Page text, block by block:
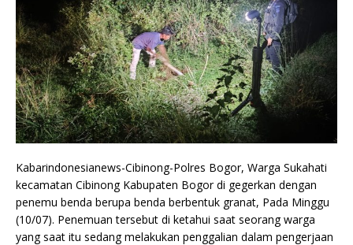
Kabarindonesianews-Cibinong-Polres Bogor, Warga Sukahati
kecamatan Cibinong Kabupaten Bogor di gegerkan dengan
penemu benda berupa benda berbentuk granat, Pada Minggu
(10/07). Penemuan tersebut di ketahui saat seorang warga
yang saat itu sedang melakukan penggalian dalam pengerjaan